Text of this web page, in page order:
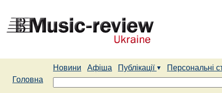
Новини Афіша Публікації
Персональні
Головна